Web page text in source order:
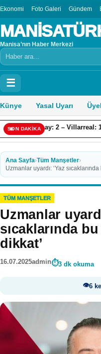
Ekonomi Foto Galeri Gündem
Manisa’nın Haber Merkezi
Arama
☰
Künye Yasal Uyarı
SON DAKİKA
2 – Villarreal: 1
Ana Sayfa›Tüm Manşetler›
Uzmanlar uyardı: ‘Yaz
TÜM MANŞETLER
Uzmanlar
sıcaklarında
dikkat’
16.07.2025admin 3 dk okuma
6